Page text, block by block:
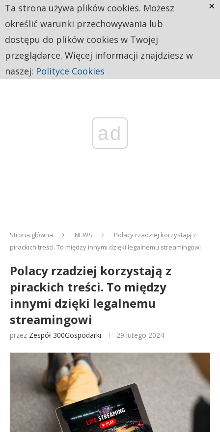
ad
Strona główna NEWS
Polacy rzadziej korzystają z
pirackich treści. To między innymi dzięki legalnemu streamingowi
Polacy rzadziej korzystają z
pirackich treści. To między
innymi dzięki legalnemu
streamingowi
przez Zespół 300Gospodarki 29 lutego 2024
Ta strona używa plików cookies. Możesz
określić warunki przechowywania lub
dostępu do plików cookies w Twojej
przeglądarce. Więcej informacji znajdziesz w
naszej: Polityce Cookies
×